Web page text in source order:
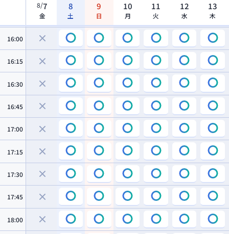
8/7
金
8
土
9
日
10
月
11
火
12
水
13
木
16:00
16:15
16:30
16:45
17:00
17:15
17:30
17:45
18:00